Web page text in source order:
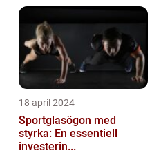
18 april 2024
Sportglasögon med
styrka: En essentiell
investerin...